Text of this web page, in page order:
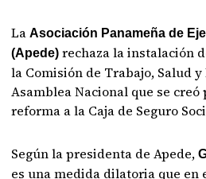
LaAsociación Panameña de
(Apede) rechaza la instalación
la Comisión de Trabajo, Salud
Asamblea Nacional que se
reforma a la Caja de Seguro
Según la presidenta de Apede,
es una medida dilatoria que en